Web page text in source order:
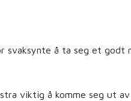
svaksynte å ta seg et godt
viktig å komme seg ut